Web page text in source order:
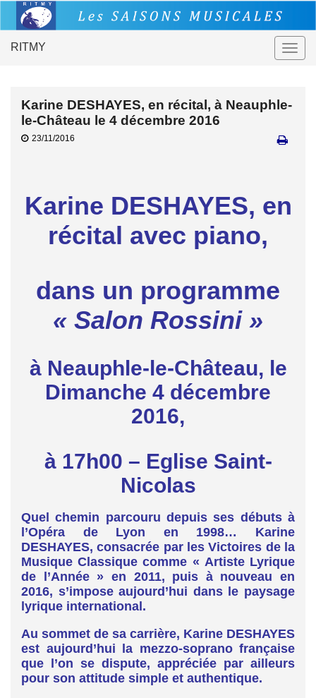
RITMY
Karine DESHAYES, en récital, à Neauphle-
le-Château le 4 décembre 2016
23/11/2016
Karine DESHAYES, en
récital avec piano,
dans un programme
« Salon Rossini »
à Neauphle-le-Château, le
Dimanche 4 décembre
2016,
à 17h00 – Eglise Saint-
Nicolas
Quel chemin parcouru depuis ses débuts à
l’Opéra de Lyon en 1998… Karine
DESHAYES, consacrée par les Victoires de la
Musique Classique comme « Artiste Lyrique
de l’Année » en 2011, puis à nouveau en
2016, s’impose aujourd’hui dans le paysage
lyrique international.
Au sommet de sa carrière, Karine DESHAYES
est aujourd’hui la mezzo-soprano française
que l’on se dispute, appréciée par ailleurs
pour son attitude simple et authentique.